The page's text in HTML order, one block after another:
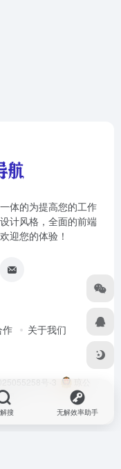
体的为提高您的工作
计风格，全面的前端
迎您的体验！
作 关于我们
号-3
琼公
号
搜 无解效率助手